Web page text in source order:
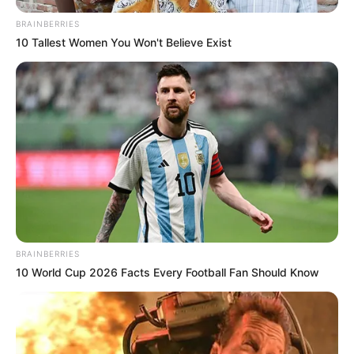
BRAINBERRIES
10 Tallest Women You Won't Believe Exist
BRAINBERRIES
10 World Cup 2026 Facts Every Football Fan Should Know